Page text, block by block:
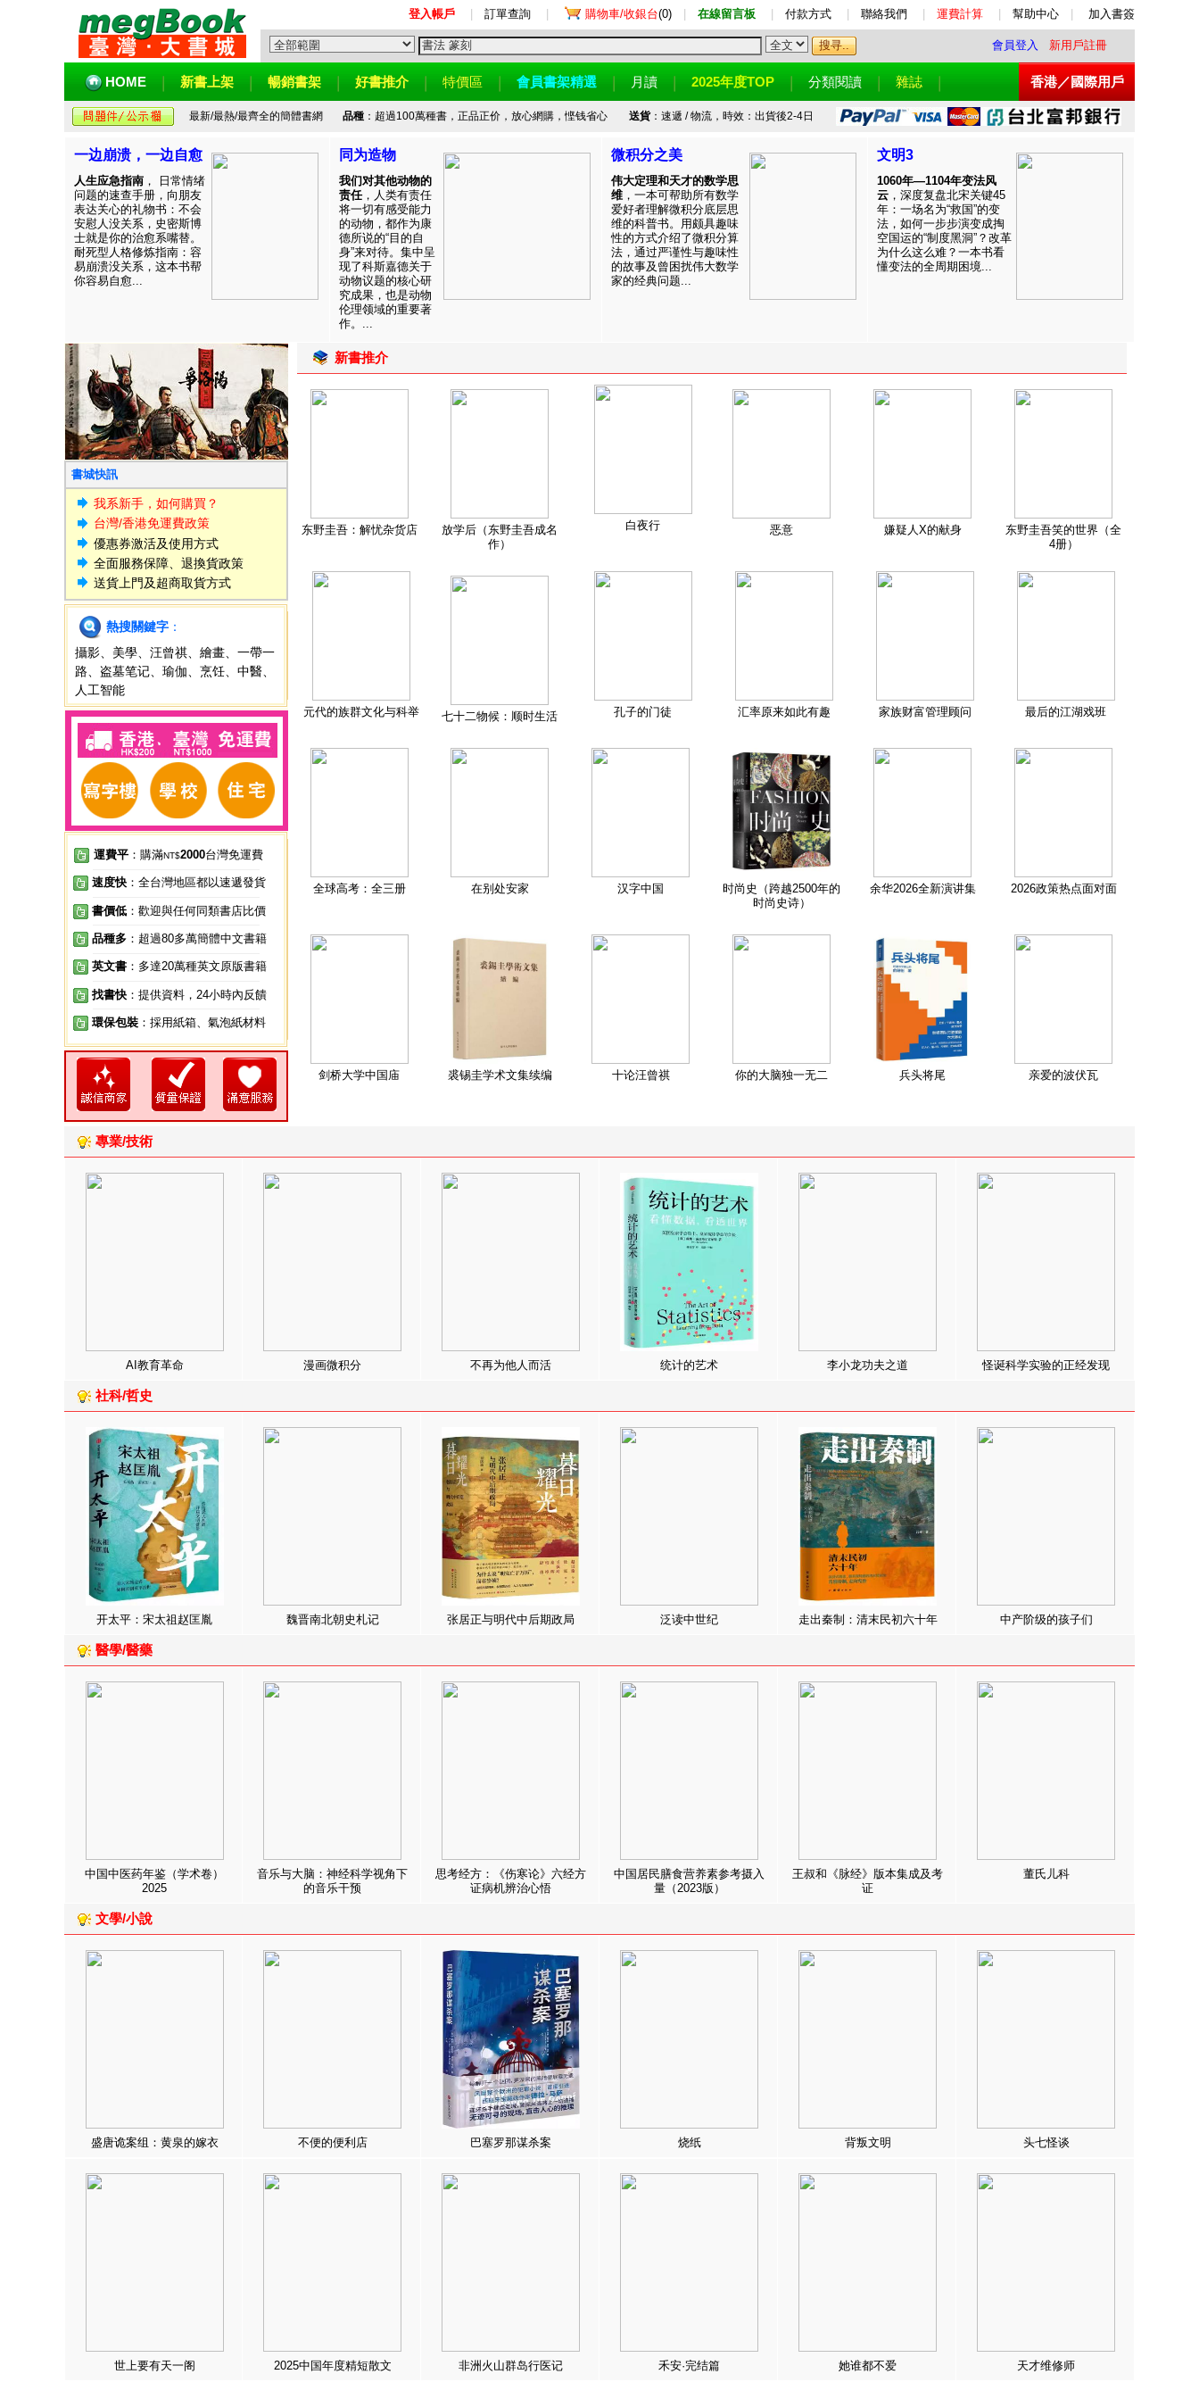
登入帳戶 訂單查詢 購物車/收銀台(0) 在線留言板 付款方式 聯絡我們 運費計算 幫助中心 加入書簽
會員登入 新用戶註冊
HOME 新書上架 暢銷書架 好書推介 特價區 會員書架精選 月讀 2025年度TOP 分類閱讀 雜誌 香港／國際用戶
最新/最熱/最齊全的簡體書網 品種：超過100萬種書，正品正价，放心網購，悭钱省心 送貨：速遞 / 物流，時效：出貨後2-4日
一边崩溃，一边自愈
人生应急指南 ， 日常情绪
问题的速查手册，向朋友
表达关心的礼物书：不会
安慰人没关系，史密斯博
士就是你的治愈系嘴替。
耐死型人格修炼指南：容
易崩溃没关系，这本书帮
你容易自愈...
同为造物
我们对其他动物的
责任，人类有责任
将一切有感受能力
的动物，都作为康
德所说的“目的自
身”来对待。集中呈
现了科斯嘉德关于
动物议题的核心研
究成果，也是动物
伦理领域的重要著
作。...
微积分之美
伟大定理和天才的数学思
维 ，一本可帮助所有数学
爱好者理解微积分底层思
维的科普书。用颇具趣味
性的方式介绍了微积分算
法，通过严谨性与趣味性
的故事及曾困扰伟大数学
家的经典问题...
文明3
1060年—1104年变法风
云 ，深度复盘北宋关键45
年：一场名为“救国”的变
法，如何一步步演变成掏
空国运的“制度黑洞”？改革
为什么这么难？一本书看
懂变法的全周期困境...
書城快訊
我系新手，如何購買？
台灣/香港免運費政策
優惠券激活及使用方式
全面服務保障、退換貨政策
送貨上門及超商取貨方式
熱搜關鍵字 ：
攝影
美學 汪曾祺 繪畫
一帶一
路
盗墓笔记 瑜伽 烹饪 中醫
人工智能
運費平 ：購滿NT$2000台灣免運費
速度快 ：全台灣地區都以速遞發貨
書價低 ：歡迎與任何同類書店比價
品種多 ：超過80多萬簡體中文書籍
英文書 ：多達20萬種英文原版書籍
找書快 ：提供資料，24小時內反饋
環保包裝 ：採用紙箱、氣泡紙材料
新書推介
东野圭吾：解忧杂货店
放学后（东野圭吾成名
作）
白夜行 恶意 嫌疑人X的献身
东野圭吾笑的世界（全
4册）
元代的族群文化与科举 七十二物候：顺时生活 孔子的门徒 汇率原来如此有趣 家族财富管理顾问 最后的江湖戏班
全球高考：全三册 在别处安家 汉字中国
时尚史（跨越2500年的
时尚史诗）
余华2026全新演讲集 2026政策热点面对面
剑桥大学中国庙 裘锡圭学术文集续编 十论汪曾祺 你的大脑独一无二 兵头将尾 亲爱的波伏瓦
專業/技術
AI教育革命 漫画微积分 不再为他人而活 统计的艺术 李小龙功夫之道 怪诞科学实验的正经发现
社科/哲史
开太平：宋太祖赵匡胤 魏晋南北朝史札记 张居正与明代中后期政局 泛读中世纪 走出秦制：清末民初六十年 中产阶级的孩子们
醫學/醫藥
中国中医药年鉴（学术卷）
2025
音乐与大脑：神经科学视角下
的音乐干预
思考经方：《伤寒论》六经方
证病机辨治心悟
中国居民膳食营养素参考摄入
量（2023版）
王叔和《脉经》版本集成及考
证
董氏儿科
文學/小說
盛唐诡案组：黄泉的嫁衣 不便的便利店 巴塞罗那谋杀案 烧纸 背叛文明 头七怪谈
世上要有天一阁 2025中国年度精短散文 非洲火山群岛行医记 禾安·完结篇 她谁都不爱 天才维修师